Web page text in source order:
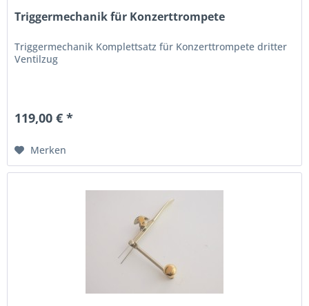
Triggermechanik für Konzerttrompete
Triggermechanik Komplettsatz für Konzerttrompete dritter
Ventilzug
119,00 € *
Merken